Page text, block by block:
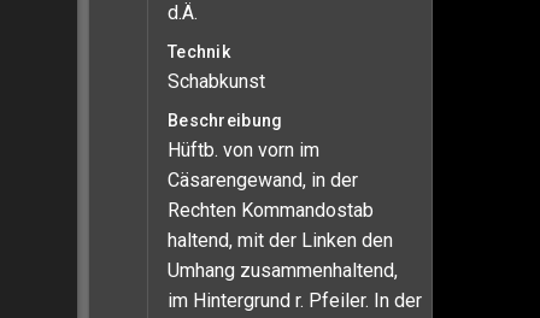
d.Ä.
Technik
Schabkunst
Beschreibung
Hüftb. von vorn im
Cäsarengewand, in der
Rechten Kommandostab
haltend, mit der Linken den
Umhang zusammenhaltend,
im Hintergrund r. Pfeiler. In der